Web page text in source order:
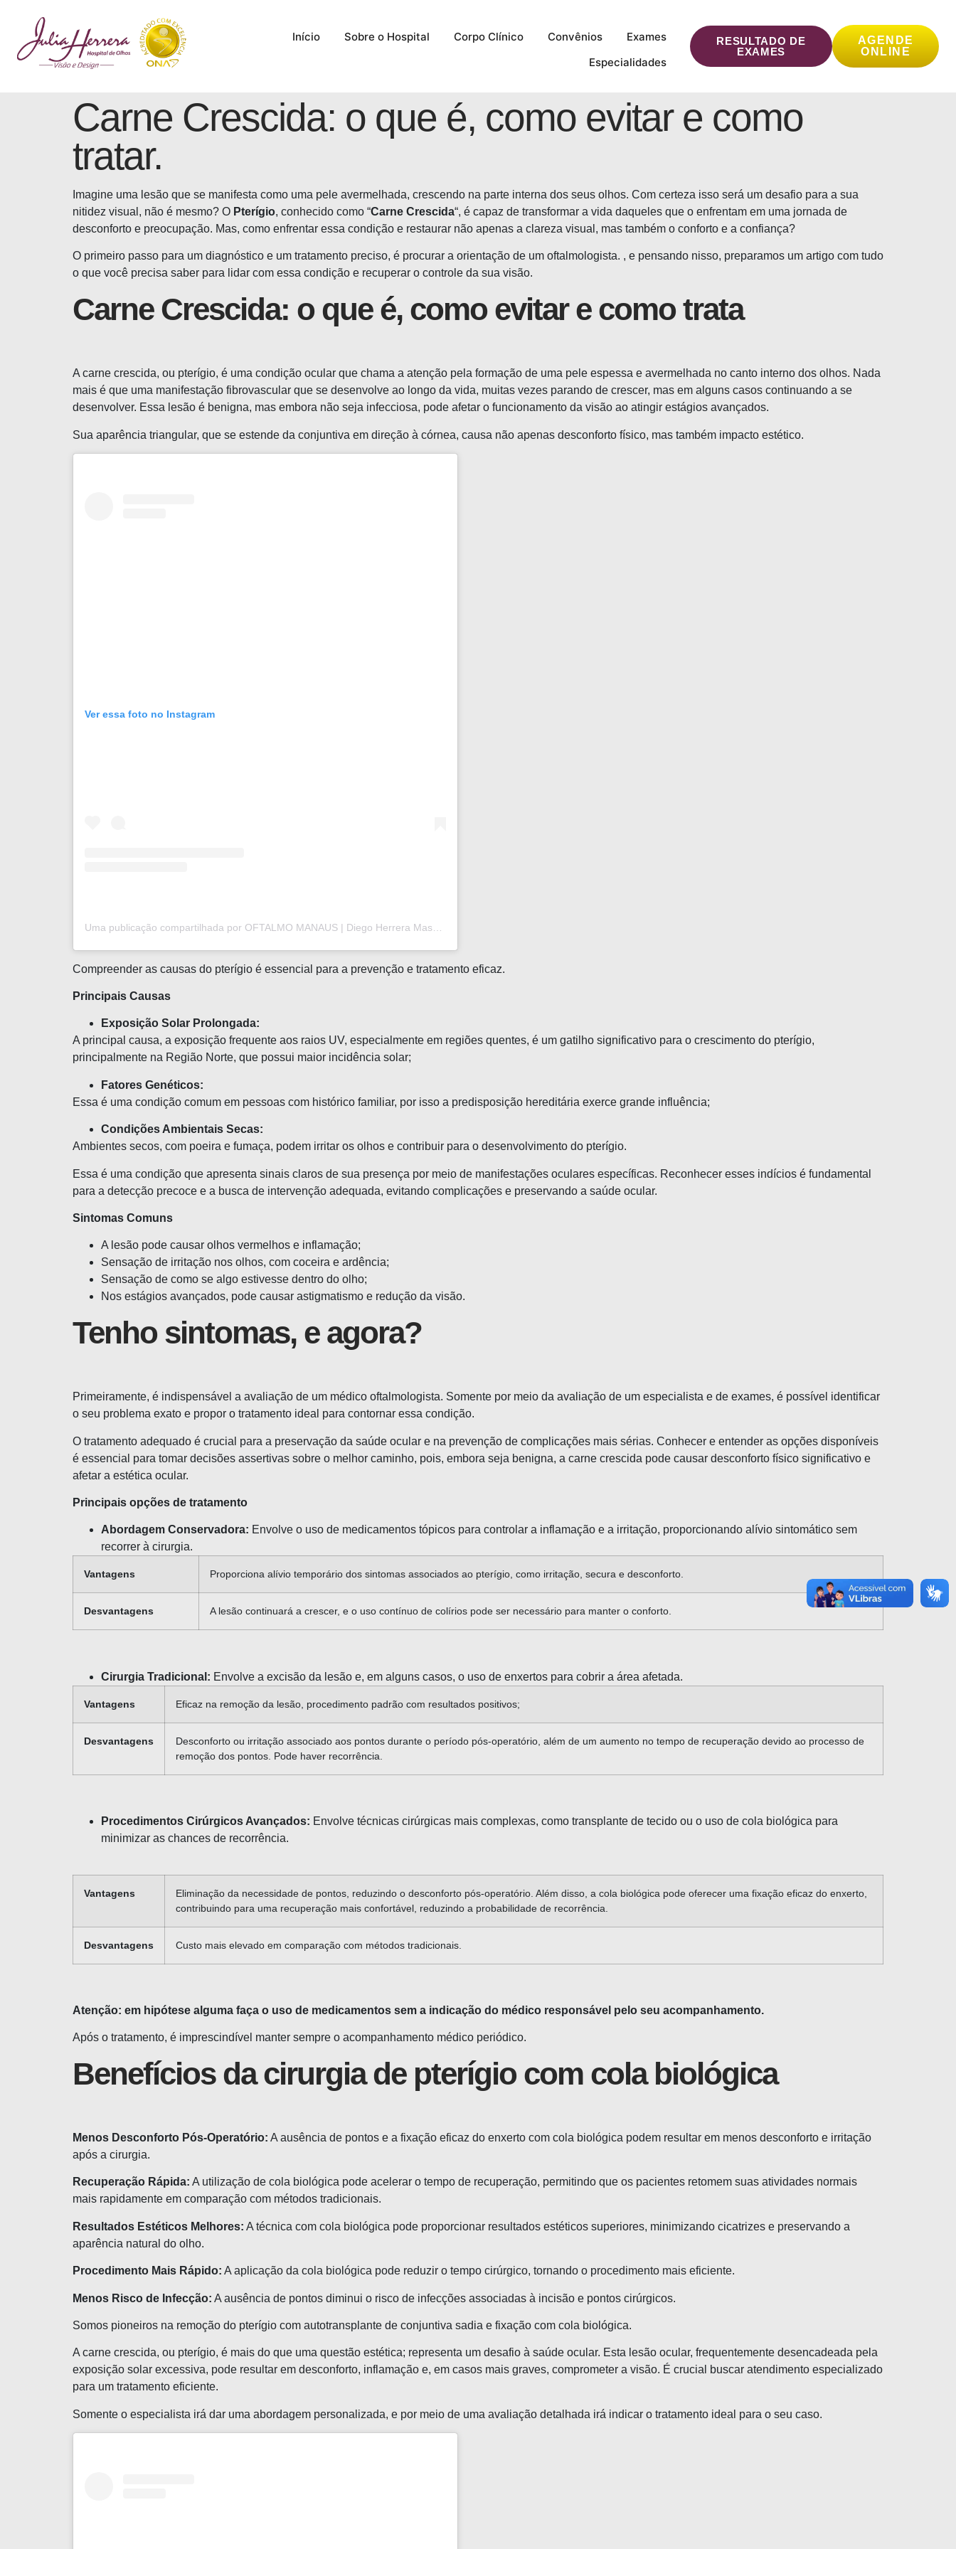
Início Sobre o Hospital Corpo Clínico Convênios
Exames
Especialidades
AGENDE
ONLINE
RESULTADO DE
EXAMES
Carne Crescida: o que é, como evitar e como
tratar.
Imagine uma lesão que se manifesta como uma pele avermelhada, crescendo na parte interna dos seus olhos. Com certeza isso será um desafio para a sua
nitidez visual, não é mesmo? O Pterígio, conhecido como “Carne Crescida“, é capaz de transformar a vida daqueles que o enfrentam em uma jornada de
desconforto e preocupação. Mas, como enfrentar essa condição e restaurar não apenas a clareza visual, mas também o conforto e a confiança?
O primeiro passo para um diagnóstico e um tratamento preciso, é procurar a orientação de um oftalmologista. , e pensando nisso, preparamos um artigo com tudo
o que você precisa saber para lidar com essa condição e recuperar o controle da sua visão.
Carne Crescida: o que é, como evitar e como trata
A carne crescida, ou pterígio, é uma condição ocular que chama a atenção pela formação de uma pele espessa e avermelhada no canto interno dos olhos. Nada
mais é que uma manifestação fibrovascular que se desenvolve ao longo da vida, muitas vezes parando de crescer, mas em alguns casos continuando a se
desenvolver. Essa lesão é benigna, mas embora não seja infecciosa, pode afetar o funcionamento da visão ao atingir estágios avançados.
Sua aparência triangular, que se estende da conjuntiva em direção à córnea, causa não apenas desconforto físico, mas também impacto estético.
Ver essa foto no Instagram
Uma publicação compartilhada por OFTALMO MANAUS | Diego Herrera Mascato (@oftalmodiegomascato)
Compreender as causas do pterígio é essencial para a prevenção e tratamento eficaz.
Principais Causas
Exposição Solar Prolongada:
A principal causa, a exposição frequente aos raios UV, especialmente em regiões quentes, é um gatilho significativo para o crescimento do pterígio,
principalmente na Região Norte, que possui maior incidência solar;
Fatores Genéticos:
Essa é uma condição comum em pessoas com histórico familiar, por isso a predisposição hereditária exerce grande influência;
Condições Ambientais Secas:
Ambientes secos, com poeira e fumaça, podem irritar os olhos e contribuir para o desenvolvimento do pterígio.
Essa é uma condição que apresenta sinais claros de sua presença por meio de manifestações oculares específicas. Reconhecer esses indícios é fundamental
para a detecção precoce e a busca de intervenção adequada, evitando complicações e preservando a saúde ocular.
Sintomas Comuns
A lesão pode causar olhos vermelhos e inflamação;
Sensação de irritação nos olhos, com coceira e ardência;
Sensação de como se algo estivesse dentro do olho;
Nos estágios avançados, pode causar astigmatismo e redução da visão.
Tenho sintomas, e agora?
Primeiramente, é indispensável a avaliação de um médico oftalmologista. Somente por meio da avaliação de um especialista e de exames, é possível identificar
o seu problema exato e propor o tratamento ideal para contornar essa condição.
O tratamento adequado é crucial para a preservação da saúde ocular e na prevenção de complicações mais sérias. Conhecer e entender as opções disponíveis
é essencial para tomar decisões assertivas sobre o melhor caminho, pois, embora seja benigna, a carne crescida pode causar desconforto físico significativo e
afetar a estética ocular.
Principais opções de tratamento
Abordagem Conservadora: Envolve o uso de medicamentos tópicos para controlar a inflamação e a irritação, proporcionando alívio sintomático sem
recorrer à cirurgia.
Vantagens Proporciona alívio temporário dos sintomas associados ao pterígio, como irritação, secura e desconforto.
Desvantagens A lesão continuará a crescer, e o uso contínuo de colírios pode ser necessário para manter o conforto.
Cirurgia Tradicional: Envolve a excisão da lesão e, em alguns casos, o uso de enxertos para cobrir a área afetada.
Vantagens Eficaz na remoção da lesão, procedimento padrão com resultados positivos;
Desvantagens
Desconforto ou irritação associado aos pontos durante o período pós-operatório, além de um aumento no tempo de recuperação devido ao processo de
remoção dos pontos. Pode haver recorrência.
Procedimentos Cirúrgicos Avançados: Envolve técnicas cirúrgicas mais complexas, como transplante de tecido ou o uso de cola biológica para
minimizar as chances de recorrência.
Vantagens
Eliminação da necessidade de pontos, reduzindo o desconforto pós-operatório. Além disso, a cola biológica pode oferecer uma fixação eficaz do enxerto,
contribuindo para uma recuperação mais confortável, reduzindo a probabilidade de recorrência.
Desvantagens Custo mais elevado em comparação com métodos tradicionais.
Atenção: em hipótese alguma faça o uso de medicamentos sem a indicação do médico responsável pelo seu acompanhamento.
Após o tratamento, é imprescindível manter sempre o acompanhamento médico periódico.
Benefícios da cirurgia de pterígio com cola biológica
Menos Desconforto Pós-Operatório: A ausência de pontos e a fixação eficaz do enxerto com cola biológica podem resultar em menos desconforto e irritação
após a cirurgia.
Recuperação Rápida: A utilização de cola biológica pode acelerar o tempo de recuperação, permitindo que os pacientes retomem suas atividades normais
mais rapidamente em comparação com métodos tradicionais.
Resultados Estéticos Melhores: A técnica com cola biológica pode proporcionar resultados estéticos superiores, minimizando cicatrizes e preservando a
aparência natural do olho.
Procedimento Mais Rápido: A aplicação da cola biológica pode reduzir o tempo cirúrgico, tornando o procedimento mais eficiente.
Menos Risco de Infecção: A ausência de pontos diminui o risco de infecções associadas à incisão e pontos cirúrgicos.
Somos pioneiros na remoção do pterígio com autotransplante de conjuntiva sadia e fixação com cola biológica.
A carne crescida, ou pterígio, é mais do que uma questão estética; representa um desafio à saúde ocular. Esta lesão ocular, frequentemente desencadeada pela
exposição solar excessiva, pode resultar em desconforto, inflamação e, em casos mais graves, comprometer a visão. É crucial buscar atendimento especializado
para um tratamento eficiente.
Somente o especialista irá dar uma abordagem personalizada, e por meio de uma avaliação detalhada irá indicar o tratamento ideal para o seu caso.